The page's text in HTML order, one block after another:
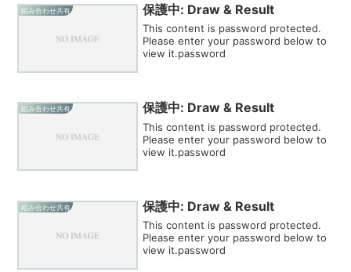
組み合わせ共有 保護中: Draw & Result
This content is password protected.
Please enter your password below to
view it.password
組み合わせ共有 保護中: Draw & Result
This content is password protected.
Please enter your password below to
view it.password
組み合わせ共有 保護中: Draw & Result
This content is password protected.
Please enter your password below to
view it.password